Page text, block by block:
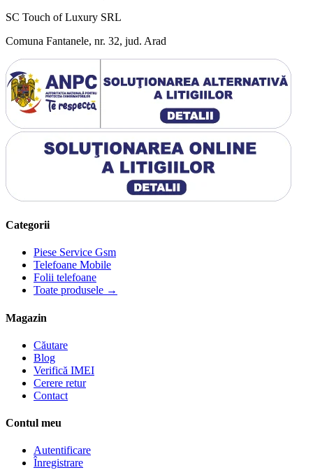
SC Touch of Luxury SRL
Comuna Fantanele, nr. 32, jud. Arad
Categorii
Piese Service Gsm
Telefoane Mobile
Folii telefoane
Toate produsele →
Magazin
Căutare
Blog
Verifică IMEI
Cerere retur
Contact
Contul meu
Autentificare
Înregistrare